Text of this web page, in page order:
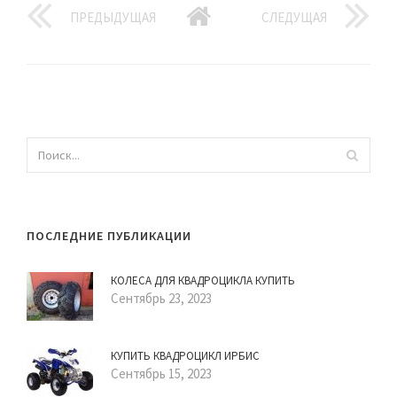
ПРЕДЫДУЩАЯ СЛЕДУЩАЯ
ПОСЛЕДНИЕ ПУБЛИКАЦИИ
КОЛЕСА ДЛЯ КВАДРОЦИКЛА КУПИТЬ
Сентябрь 23, 2023
КУПИТЬ КВАДРОЦИКЛ ИРБИС
Сентябрь 15, 2023